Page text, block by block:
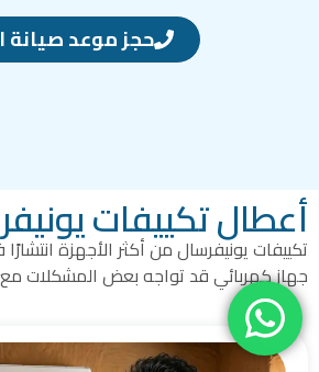
حجز موعد صيانة
أعطال تكييفات
تكييفات يونيفرسال من أكثر الأجهزة
جهاز كهربائي قد تواجه بعض المشكلات